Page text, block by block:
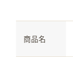
商品名